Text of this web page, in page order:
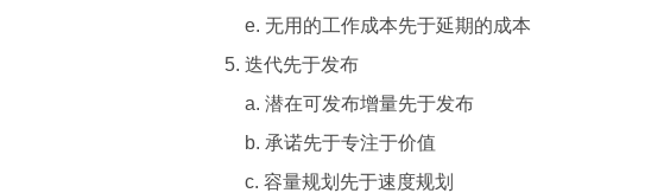
e. 无用的工作成本先于延期的成本
迭代先于发布
a. 潜在可发布增量先于发布
b. 承诺先于专注于价值
c. 容量规划先于速度规划